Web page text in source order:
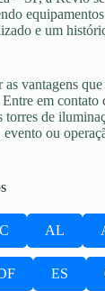
e um
vantagens
em contato
torres de
ou
AL
ES